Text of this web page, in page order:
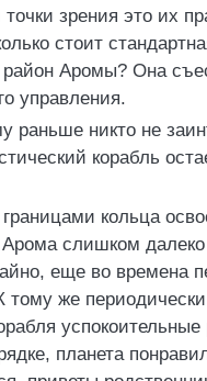
зрения это их
стоит
Аромы? Она
управления.
раньше никто не
корабль
кольца
Арома слишком
еще во времена
тому же
планета